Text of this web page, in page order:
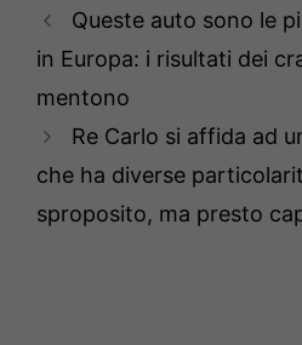
Queste auto sono le
in Europa: i risultati dei
mentono
Re Carlo si affida ad
che ha diverse
sproposito, ma presto